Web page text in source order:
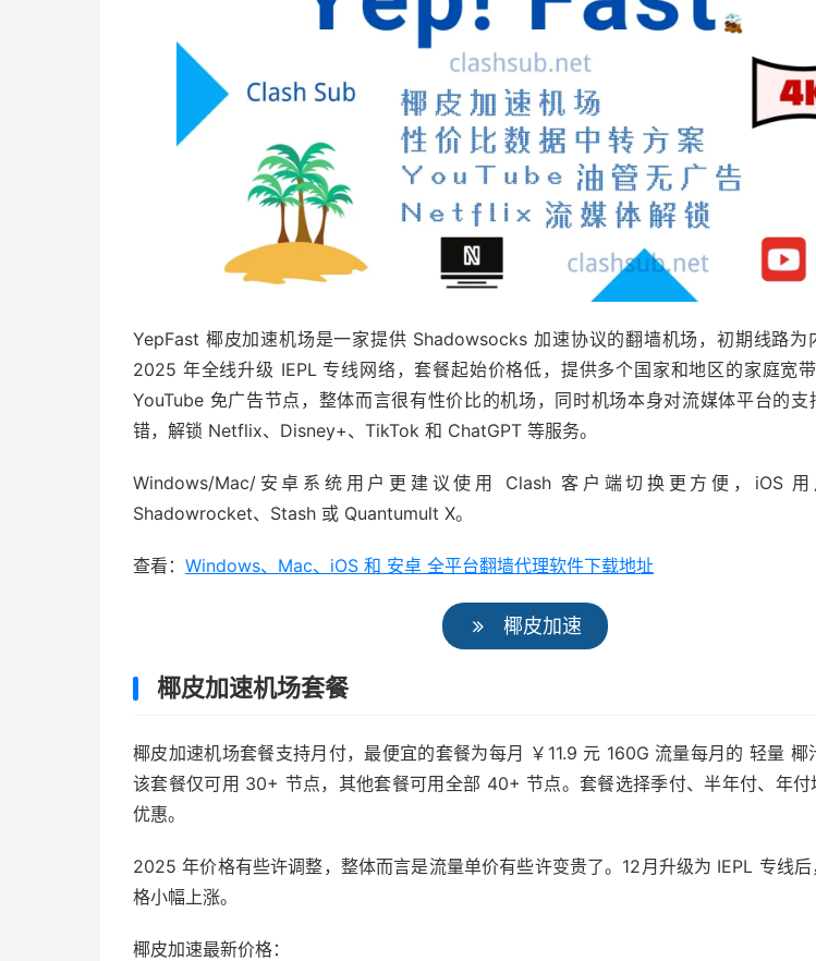
YepFast 椰皮加速机场是一家提供 Shadowsocks 加速协议的翻墙机场，初期线路为
2025 年全线升级 IEPL 专线网络，套餐起始价格低，提供多个国家和地区的家庭宽
YouTube 免广告节点，整体而言很有性价比的机场，同时机场本身对流媒体平台的支
错，解锁 Netflix、Disney+、TikTok 和 ChatGPT 等服务。
Windows/Mac/安卓系统用户更建议使用 Clash 客户端切换更方便，iOS
Shadowrocket、Stash 或 Quantumult X。
查看： Windows、Mac、iOS 和 安卓 全平台翻墙代理软件下载地址
椰皮加速
椰皮加速机场套餐
椰皮加速机场套餐支持月付，最便宜的套餐为每月 ￥11.9 元 160G 流量每月的 轻量 椰
该套餐仅可用 30+ 节点，其他套餐可用全部 40+ 节点。套餐选择季付、半年付、年付
优惠。
2025 年价格有些许调整，整体而言是流量单价有些许变贵了。12月升级为 IEPL 专线
格小幅上涨。
椰皮加速最新价格：